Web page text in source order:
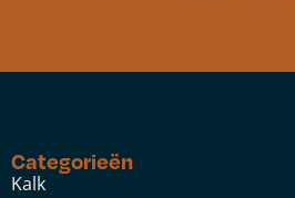
Categorieën
Kalk